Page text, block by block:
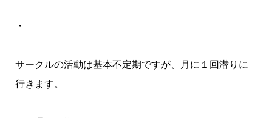
・
サークルの活動は基本不定期ですが、月に１回潜りに
行きます。